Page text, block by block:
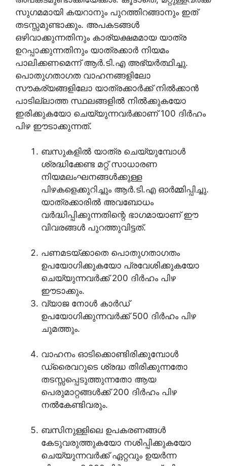
സുഗമമായി കയറാനും പുറത്തിറങ്ങാനും ഇത്
തടസ്സമുണ്ടാക്കും. അപകടങ്ങൾ
ഒഴിവാക്കുന്നതിനും കാര്യക്ഷമമായ യാത്ര
ഉറപ്പാക്കുന്നതിനും യാത്രക്കാർ നിയമം
പാലിക്കണമെന്ന് ആർ.ടി.എ അഭ്യർത്ഥിച്ചു.
പൊതുഗതാഗത വാഹനങ്ങളിലോ
സൗകര്യങ്ങളിലോ യാത്രക്കാർക്ക് നിൽക്കാൻ
പാടില്ലാത്ത സ്ഥലങ്ങളിൽ നിൽക്കുകയോ
ഇരിക്കുകയോ ചെയ്യുന്നവർക്കാണ് 100 ദിർഹം
പിഴ ഈടാക്കുന്നത്.
ബസുകളിൽ യാത്ര ചെയ്യുമ്പോൾ
ശ്രദ്ധിക്കേണ്ട മറ്റ് സാധാരണ
നിയമലംഘനങ്ങൾക്കുള്ള
പിഴകളെക്കുറിച്ചും ആർ.ടി.എ ഓർമ്മിപ്പിച്ചു.
യാത്രക്കാരിൽ അവബോധം
വർദ്ധിപ്പിക്കുന്നതിന്റെ ഭാഗമായാണ് ഈ
വിവരങ്ങൾ പുറത്തുവിട്ടത്.
പണമടയ്ക്കാതെ പൊതുഗതാഗതം
ഉപയോഗിക്കുകയോ പ്രവേശിക്കുകയോ
ചെയ്യുന്നവർക്ക് 200 ദിർഹം പിഴ
ഈടാക്കും.
വ്യാജ നോൾ കാർഡ്
ഉപയോഗിക്കുന്നവർക്ക് 500 ദിർഹം പിഴ
ചുമത്തും.
വാഹനം ഓടിക്കൊണ്ടിരിക്കുമ്പോൾ
ഡ്രൈവറുടെ ശ്രദ്ധ തിരിക്കുന്നതോ
തടസ്സപ്പെടുത്തുന്നതോ ആയ
പെരുമാറ്റങ്ങൾക്ക് 200 ദിർഹം പിഴ
നൽകേണ്ടിവരും.
ബസിനുള്ളിലെ ഉപകരണങ്ങൾ
കേടുവരുത്തുകയോ നശിപ്പിക്കുകയോ
ചെയ്യുന്നവർക്ക് ഏറ്റവും ഉയർന്ന